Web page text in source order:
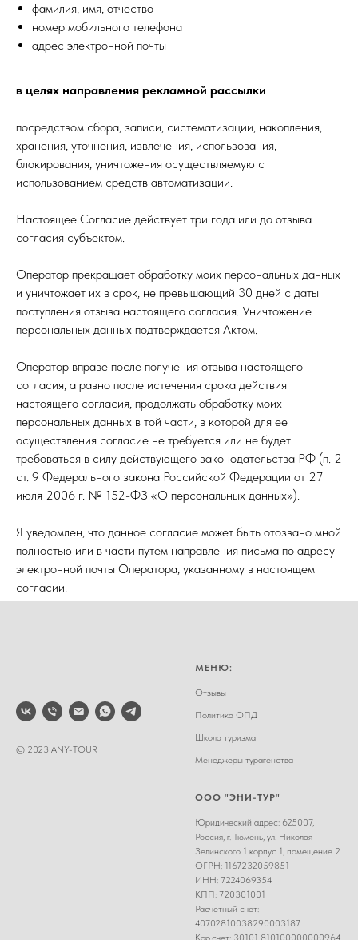
фамилия, имя, отчество
номер мобильного телефона
адрес электронной почты
в целях направления рекламной рассылки
посредством сбора, записи, систематизации, накопления,
хранения, уточнения, извлечения, использования,
блокирования, уничтожения осуществляемую с
использованием средств автоматизации.
Настоящее Согласие действует три года или до отзыва
согласия субъектом.
Оператор прекращает обработку моих персональных данных
и уничтожает их в срок, не превышающий 30 дней с даты
поступления отзыва настоящего согласия. Уничтожение
персональных данных подтверждается Актом.
Оператор вправе после получения отзыва настоящего
согласия, а равно после истечения срока действия
настоящего согласия, продолжать обработку моих
персональных данных в той части, в которой для ее
осуществления согласие не требуется или не будет
требоваться в силу действующего законодательства РФ (п. 2
ст. 9 Федерального закона Российской Федерации от 27
июля 2006 г. № 152-ФЗ «О персональных данных»).
Я уведомлен, что данное согласие может быть отозвано мной
полностью или в части путем направления письма по адресу
электронной почты Оператора, указанному в настоящем
согласии.
© 2023 ANY-TOUR
МЕНЮ:
Отзывы
Политика ОПД
Школа туризма
Менеджеры турагенства
ООО "ЭНИ-ТУР"
Юридический адрес: 625007,
Россия, г. Тюмень, ул. Николая
Зелинского 1 корпус 1, помещение 2
ОГРН: 1167232059851
ИНН: 7224069354
КПП: 720301001
Расчетный счет:
40702810038290003187
Кор.счет: 30101 810100000000964